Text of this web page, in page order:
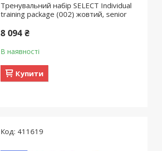
Тренувальний набір SELECT Individual
training package (002) жовтий, senior
8 094 ₴
В наявності
Купити
411619